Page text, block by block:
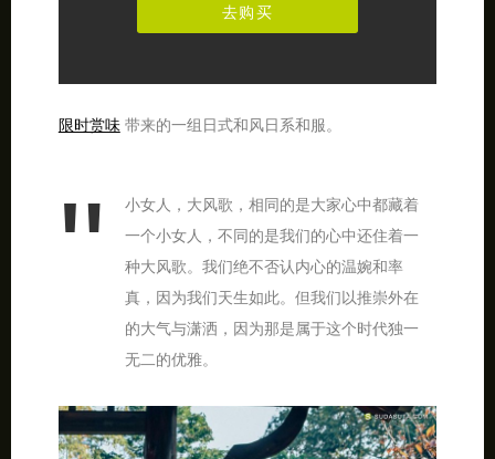
去购买
限时赏味带来的一组日式和风日系和服。
小女人，大风歌，相同的是大家心中都藏着
一个小女人，不同的是我们的心中还住着一
种大风歌。我们绝不否认内心的温婉和率
真，因为我们天生如此。但我们以推崇外在
的大气与潇洒，因为那是属于这个时代独一
无二的优雅。